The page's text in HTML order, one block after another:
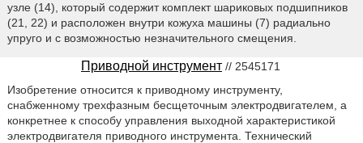
узле (14), который содержит комплект шариковых подшипников
(21, 22) и расположен внутри кожуха машины (7) радиально
упруго и с возможностью незначительного смещения.
Приводной инструмент // 2545171
Изобретение относится к приводному инструменту,
снабженному трехфазным бесщеточным электродвигателем, а
конкретнее к способу управления выходной характеристикой
электродвигателя приводного инструмента. Технический